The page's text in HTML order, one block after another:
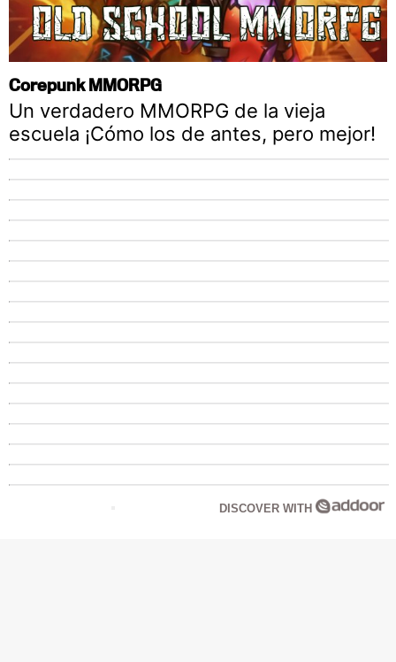
Corepunk MMORPG
Un verdadero MMORPG de la vieja
escuela ¡Cómo los de antes, pero mejor!
DISCOVER WITH